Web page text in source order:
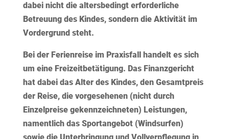
dabei nicht die altersbedingt erforderliche
Betreuung des Kindes, sondern die Aktivität im
Vordergrund steht.
Bei der Ferienreise im Praxisfall handelt es sich
um eine Freizeitbetätigung. Das Finanzgericht
hat dabei das Alter des Kindes, den Gesamtpreis
der Reise, die vorgesehenen (nicht durch
Einzelpreise gekennzeichneten) Leistungen,
namentlich das Sportangebot (Windsurfen)